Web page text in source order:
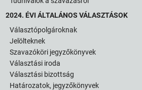
2024. ÉVI ÁLTALÁNOS VÁLASZTÁSOK
Választópolgároknak
Jelölteknek
Szavazóköri jegyzőkönyvek
Választási iroda
Választási bizottság
Határozatok, jegyzőkönyvek